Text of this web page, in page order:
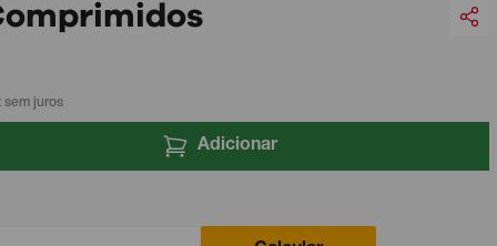
sem juros
Adicionar